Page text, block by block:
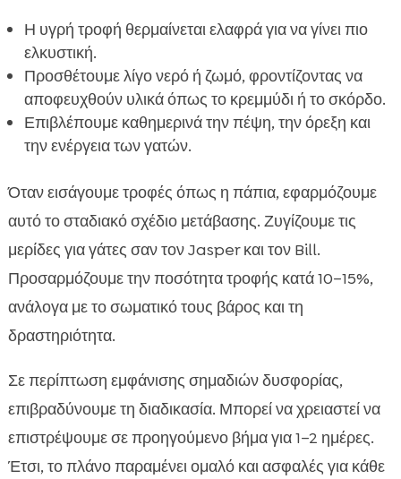
Η υγρή τροφή θερμαίνεται ελαφρά για να γίνει πιο
ελκυστική.
Προσθέτουμε λίγο νερό ή ζωμό, φροντίζοντας να
αποφευχθούν υλικά όπως το κρεμμύδι ή το σκόρδο.
Επιβλέπουμε καθημερινά την πέψη, την όρεξη και
την ενέργεια των γατών.
Όταν εισάγουμε τροφές όπως η πάπια, εφαρμόζουμε
αυτό το σταδιακό σχέδιο μετάβασης. Ζυγίζουμε τις
μερίδες για γάτες σαν τον Jasper και τον Bill.
Προσαρμόζουμε την ποσότητα τροφής κατά 10–15%,
ανάλογα με το σωματικό τους βάρος και τη
δραστηριότητα.
Σε περίπτωση εμφάνισης σημαδιών δυσφορίας,
επιβραδύνουμε τη διαδικασία. Μπορεί να χρειαστεί να
επιστρέψουμε σε προηγούμενο βήμα για 1–2 ημέρες.
Έτσι, το πλάνο παραμένει ομαλό και ασφαλές για κάθε